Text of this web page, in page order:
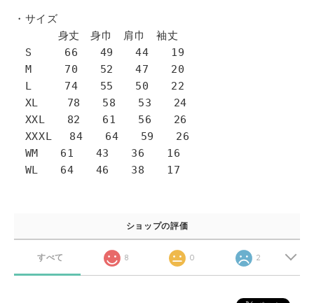
・サイズ
身丈 身巾 肩巾 袖丈
S 66 49 44 19
M 70 52 47 20
L 74 55 50 22
XL 78 58 53 24
XXL 82 61 56 26
XXXL 84 64 59 26
WM 61 43 36 16
WL 64 46 38 17
ショップの評価
すべて 8 0 2